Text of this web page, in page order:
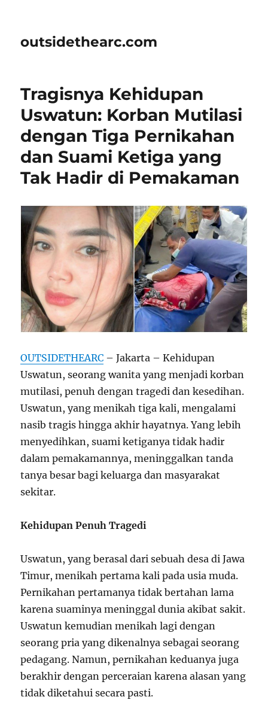
outsidethearc.com
Tragisnya Kehidupan
Uswatun: Korban Mutilasi
dengan Tiga Pernikahan
dan Suami Ketiga yang
Tak Hadir di Pemakaman
OUTSIDETHEARC – Jakarta – Kehidupan
Uswatun, seorang wanita yang menjadi korban
mutilasi, penuh dengan tragedi dan kesedihan.
Uswatun, yang menikah tiga kali, mengalami
nasib tragis hingga akhir hayatnya. Yang lebih
menyedihkan, suami ketiganya tidak hadir
dalam pemakamannya, meninggalkan tanda
tanya besar bagi keluarga dan masyarakat
sekitar.
Kehidupan Penuh Tragedi
Uswatun, yang berasal dari sebuah desa di Jawa
Timur, menikah pertama kali pada usia muda.
Pernikahan pertamanya tidak bertahan lama
karena suaminya meninggal dunia akibat sakit.
Uswatun kemudian menikah lagi dengan
seorang pria yang dikenalnya sebagai seorang
pedagang. Namun, pernikahan keduanya juga
berakhir dengan perceraian karena alasan yang
tidak diketahui secara pasti.